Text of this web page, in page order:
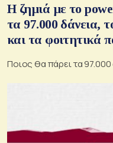
Η ζημιά με το
τα 97.000 δάνεια,
και τα φοιτητικά
Ποιος θα πάρει τα 97.000